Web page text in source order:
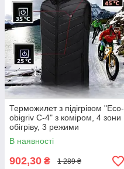
Терможилет з підігрівом "Eco-
obigriv C-4" з коміром, 4 зони
обігріву, 3 режими
регулювання температури
25-45 °C B XL
В наявності
902,30 ₴ 1 289 ₴